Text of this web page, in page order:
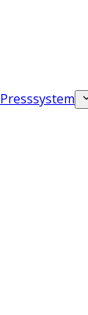
Presssystem